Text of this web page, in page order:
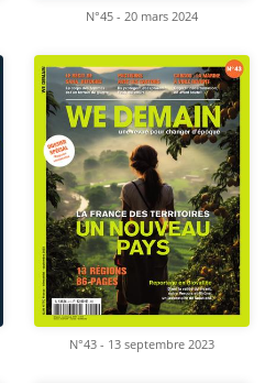
N°45 - 20 mars 2024
N°43 - 13 septembre 2023